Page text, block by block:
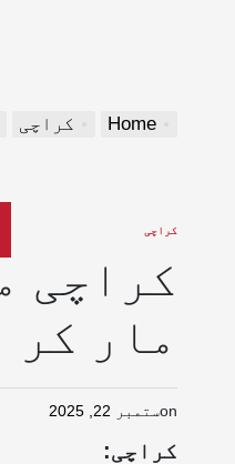
Home کراچی
کراچی
کراچی
مار کر
onستمبر 22, 2025
کراچی: